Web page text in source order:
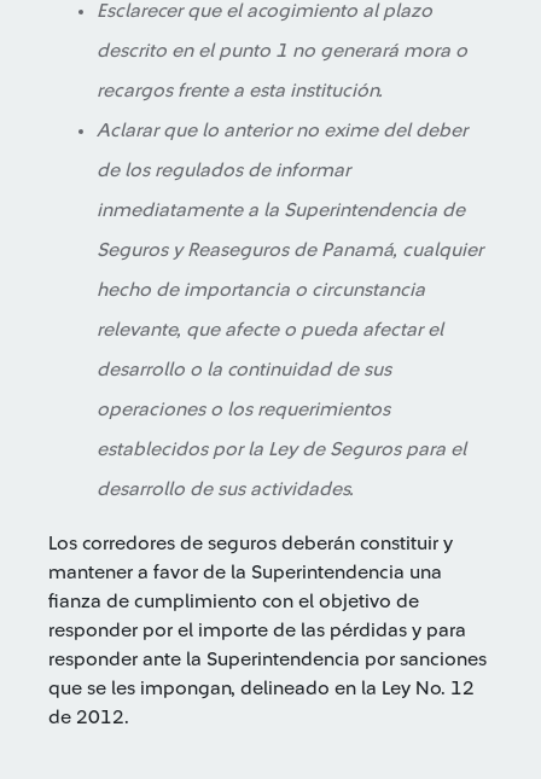
Esclarecer que el acogimiento al plazo
descrito en el punto 1 no generará mora o
recargos frente a esta institución.
Aclarar que lo anterior no exime del deber
de los regulados de informar
inmediatamente a la Superintendencia de
Seguros y Reaseguros de Panamá, cualquier
hecho de importancia o circunstancia
relevante, que afecte o pueda afectar el
desarrollo o la continuidad de sus
operaciones o los requerimientos
establecidos por la Ley de Seguros para el
desarrollo de sus actividades.
Los corredores de seguros deberán constituir y
mantener a favor de la Superintendencia una
fianza de cumplimiento con el objetivo de
responder por el importe de las pérdidas y para
responder ante la Superintendencia por sanciones
que se les impongan, delineado en la Ley No. 12
de 2012.